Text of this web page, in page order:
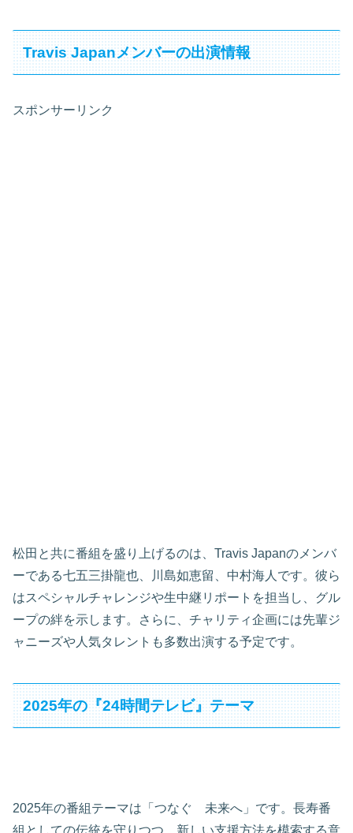
Travis Japanメンバーの出演情報
スポンサーリンク
松田と共に番組を盛り上げるのは、Travis Japanのメンバ
ーである七五三掛龍也、川島如恵留、中村海人です。彼ら
はスペシャルチャレンジや生中継リポートを担当し、グル
ープの絆を示します。さらに、チャリティ企画には先輩ジ
ャニーズや人気タレントも多数出演する予定です。
2025年の『24時間テレビ』テーマ
2025年の番組テーマは「つなぐ 未来へ」です。長寿番
組としての伝統を守りつつ、新しい支援方法を模索する意